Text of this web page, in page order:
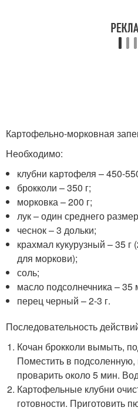
Картофельно-морковная
Необходимо:
клубни картофеля – 450-
брокколи – 350 г;
морковка – 200 г;
лук – один среднего
чеснок – 3 дольки;
крахмал кукурузный – 35 г
для моркови);
соль;
масло подсолнечника – 35
перец черный – 2-3 г.
Последовательность
Кочан брокколи вымыть,
Поместить в
проварить около 5 мин.
Картофельные клубни
готовности. Приготовить